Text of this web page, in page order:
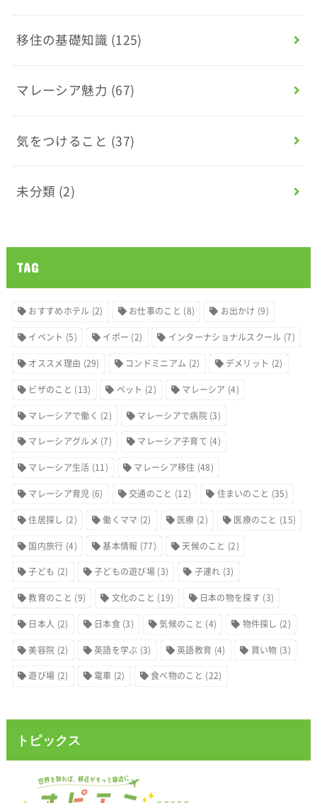
移住の基礎知識 (125)
マレーシア魅力 (67)
気をつけること (37)
未分類 (2)
TAG
おすすめホテル (2) お仕事のこと (8) お出かけ (9)
イベント (5) イポー (2) インターナショナルスクール (7)
オススメ理由 (29) コンドミニアム (2) デメリット (2)
ビザのこと (13) ペット (2) マレーシア (4)
マレーシアで働く (2) マレーシアで病院(3)
マレーシアグルメ (7) マレーシア子育て (4)
マレーシア生活 (11) マレーシア移住 (48)
マレーシア育児 (6) 交通のこと (12) 住まいのこと (35)
住居探し (2) 働くママ (2) 医療 (2) 医療のこと (15)
国内旅行 (4) 基本情報 (77) 天候のこと (2)
子ども (2) 子どもの遊び場 (3) 子連れ (3)
教育のこと (9) 文化のこと (19) 日本の物を探す (3)
日本人 (2) 日本食(3) 気候のこと (4) 物件探し (2)
美容院 (2) 英語を学ぶ (3) 英語教育 (4) 買い物 (3)
遊び場 (2) 電車 (2) 食べ物のこと (22)
トピックス